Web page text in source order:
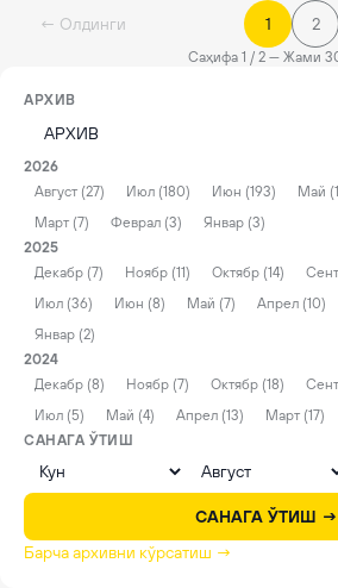
← Олдинги 1 2
Саҳифа 1 / 2 — Жами
АРХИВ
2026
Август (27)
Июл (180) Июн (193) Май
Март (7)
Феврал (3)
Январ (3)
2025
Декабр (7)
Ноябр (11) Октябр (14)
Июл (36)
Июн (8) Май (7) Апрел (10)
Январ (2)
2024
Декабр (8)
Ноябр (7) Октябр (18)
Июл (5)
Май (4) Апрел (13)
Март (17)
САНАГА ЎТИШ
САНАГА ЎТИШ →
Барча архивни кўрсатиш →